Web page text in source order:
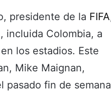
presidente de la FIFA
incluida Colombia, a
los estadios. Este
Mike Maignan,
pasado fin de